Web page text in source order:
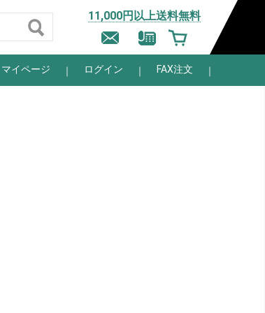
11,000円以上送料無料
マイページ ログイン FAX注文